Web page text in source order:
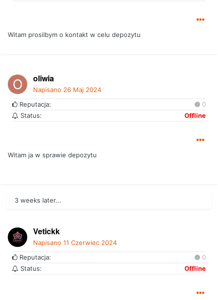
Witam prosilbym o kontakt w celu depozytu
oliwia
Napisano 26 Maj 2024
Reputacja:
0
Status:
Offline
Witam ja w sprawie depozytu
3 weeks later...
Vetickk
Napisano 11 Czerwiec 2024
Reputacja:
0
Status:
Offline